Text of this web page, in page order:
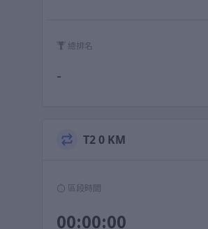
總排名
-
T2 0 KM
區段時間
00:00:00